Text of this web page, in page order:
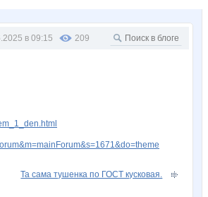
в 09:15 209
Та сама тушенка по ГОСТ кусковая.